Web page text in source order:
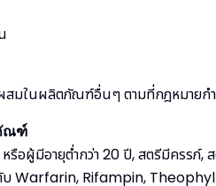
สมในผลิตภัณฑ์อื่นๆ ตามที่กฎหมายก
ณฑ์
อผู้มีอายุต่ำกว่า 20 ปี, สตรีมีครรภ์,
บ Warfarin, Rifampin,